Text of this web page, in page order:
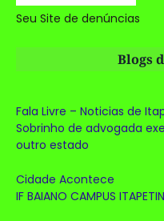
Seu Site de denúncias
Blogs
Fala Livre – Noticias de
Sobrinho de advogada
outro estado
Cidade Acontece
IF BAIANO CAMPUS